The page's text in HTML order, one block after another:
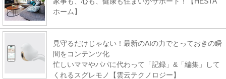
ホーム】
見守るだけじゃない！最新のAIの力でとっておきの瞬
間をコンテンツ化
忙しいママやパパに代わって「記録」&「編集」して
くれるスグレモノ【雲云テクノロジー】